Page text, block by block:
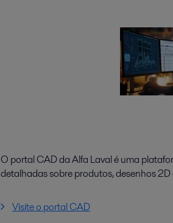
O portal CAD da Alfa Laval é uma
detalhadas sobre produtos, desenhos
Visite o portal CAD